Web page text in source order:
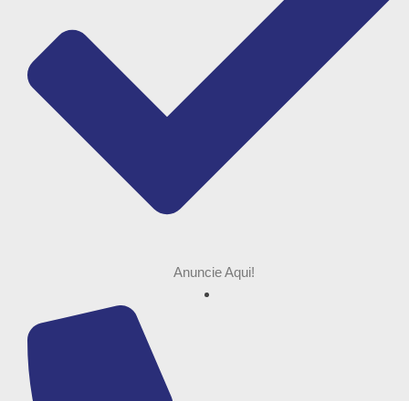
Anuncie Aqui!